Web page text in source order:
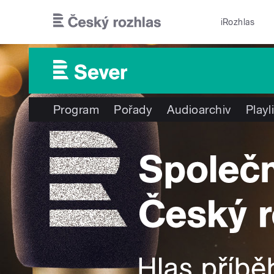
iRozhlas
Program Pořady Audioarchiv